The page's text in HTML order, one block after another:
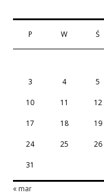
P W Ś
3 4 5
10 11 12
17 18 19
24 25 26
31
« mar